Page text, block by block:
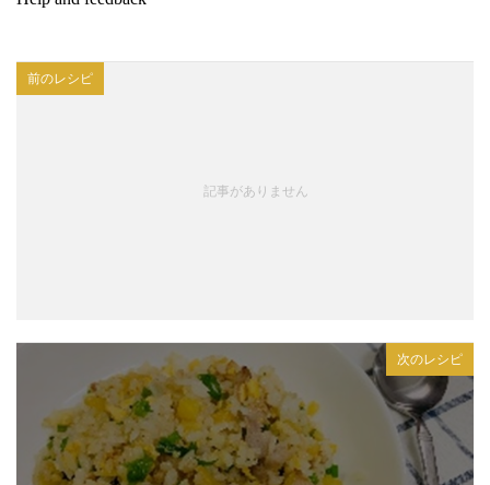
前のレシピ
記事がありません
次のレシピ